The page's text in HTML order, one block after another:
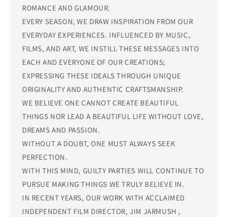
ROMANCE AND GLAMOUR.
EVERY SEASON, WE DRAW INSPIRATION FROM OUR
EVERYDAY EXPERIENCES. INFLUENCED BY MUSIC,
FILMS, AND ART, WE INSTILL THESE MESSAGES INTO
EACH AND EVERYONE OF OUR CREATIONS;
EXPRESSING THESE IDEALS THROUGH UNIQUE
ORIGINALITY AND AUTHENTIC CRAFTSMANSHIP.
WE BELIEVE ONE CANNOT CREATE BEAUTIFUL
THINGS NOR LEAD A BEAUTIFUL LIFE WITHOUT LOVE,
DREAMS AND PASSION.
WITHOUT A DOUBT, ONE MUST ALWAYS SEEK
PERFECTION.
WITH THIS MIND, GUILTY PARTIES WILL CONTINUE TO
PURSUE MAKING THINGS WE TRULY BELIEVE IN.
IN RECENT YEARS, OUR WORK WITH ACCLAIMED
INDEPENDENT FILM DIRECTOR, JIM JARMUSH ,